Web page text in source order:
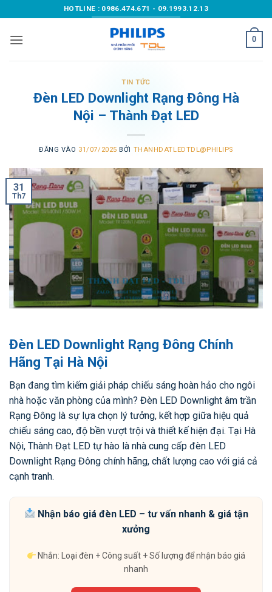
qua
nội
HOTLINE : 0986.474.671 - 09.1993.12.13
0
TIN TỨC
Đèn LED Downlight Rạng Đông Hà
Nội – Thành Đạt LED
ĐĂNG VÀO 31/07/2025 BỞI THANHDATLEDTDL@PHILIPS
31
Th7
Đèn LED Downlight Rạng Đông Chính
Hãng Tại Hà Nội
Bạn đang tìm kiếm giải pháp chiếu sáng hoàn hảo cho ngôi
nhà hoặc văn phòng của mình? Đèn LED Downlight âm trần
Rạng Đông là sự lựa chọn lý tưởng, kết hợp giữa hiệu quả
chiếu sáng cao, độ bền vượt trội và thiết kế hiện đại. Tại Hà
Nội, Thành Đạt LED tự hào là nhà cung cấp đèn LED
Downlight Rạng Đông chính hãng, chất lượng cao với giá cả
cạnh tranh.
Nhận báo giá đèn LED – tư vấn nhanh & giá tận
xưởng
Nhắn: Loại đèn + Công suất + Số lượng để nhận báo giá
nhanh